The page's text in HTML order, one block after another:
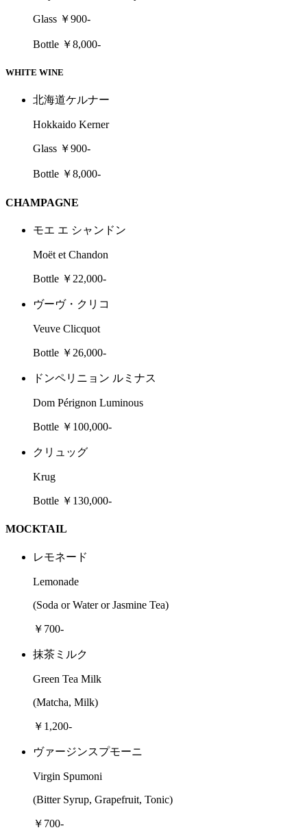
Glass ￥900-
Bottle ￥8,000-
WHITE WINE
北海道ケルナー
Hokkaido Kerner
Glass ￥900-
Bottle ￥8,000-
CHAMPAGNE
モエ エ シャンドン
Moët et Chandon
Bottle ￥22,000-
ヴーヴ・クリコ
Veuve Clicquot
Bottle ￥26,000-
ドンペリニョン ルミナス
Dom Pérignon Luminous
Bottle ￥100,000-
クリュッグ
Krug
Bottle ￥130,000-
MOCKTAIL
レモネード
Lemonade
(Soda or Water or Jasmine Tea)
￥700-
抹茶ミルク
Green Tea Milk
(Matcha, Milk)
￥1,200-
ヴァージンスプモーニ
Virgin Spumoni
(Bitter Syrup, Grapefruit, Tonic)
￥700-